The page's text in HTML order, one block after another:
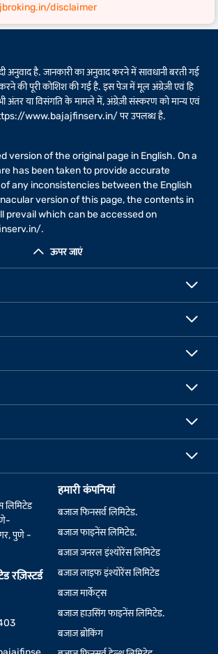
disclaimer
ऊपर जाएं
अनुवाद है. जानकारी का अनुवाद करने में सावधानी बरती गई
की पूरी कोशिश की गई है. इस पेज में मूल अंग्रेज़ी एवं हि
अंतर या विसंगति के मामले में, अंग्रेज़ी संस्करण को मान्य एवं
www.bajajfinserv.in/पर उपलब्ध है.
version of the original page in English. On a
has been taken to provide accurate
any inconsistencies between the English
version of this page, the contents in
prevail which can be accessed on
.
लिमिटेड
पुणे -
रज़िस्टर्ड
हमारी कंपनियां
बजाज फिनसर्व लिमिटेड.
बजाज फाइनेंस लिमिटेड.
बजाज जनरल इंश्योरेंस लिमिटेड
बजाज लाइफ इंश्योरेंस लिमिटेड
बजाज मार्केट्स
बजाज हाउसिंग फाइनेंस लिमिटेड.
बजाज ब्रोकिंग